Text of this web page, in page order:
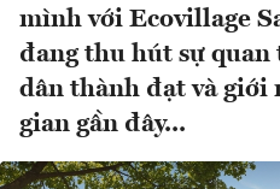
mình với Ecovillage
đang thu hút sự quan
dân thành đạt và giới
gian gần đây...